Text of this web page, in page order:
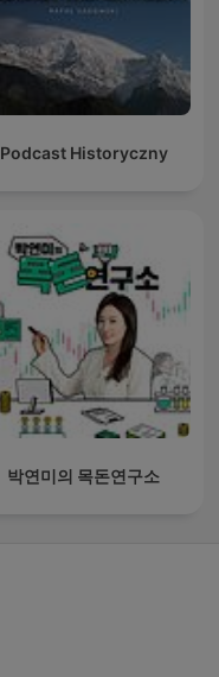
Podcast Historyczny
박연미의 목돈연구소